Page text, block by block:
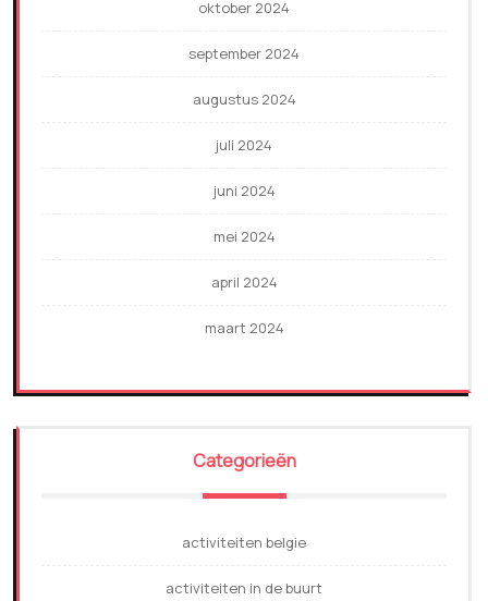
oktober 2024
september 2024
augustus 2024
juli 2024
juni 2024
mei 2024
april 2024
maart 2024
Categorieën
activiteiten belgie
activiteiten in de buurt